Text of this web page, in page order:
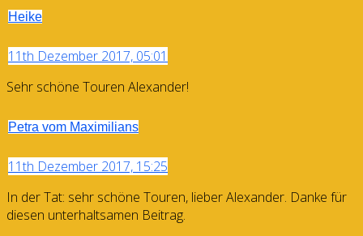
Heike
11th Dezember 2017, 05:01
Sehr schöne Touren Alexander!
Petra vom Maximilians
11th Dezember 2017, 15:25
In der Tat: sehr schöne Touren, lieber Alexander. Danke für
diesen unterhaltsamen Beitrag.